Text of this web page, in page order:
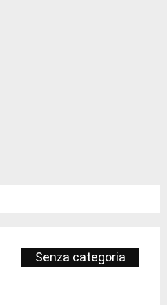
Senza categoria